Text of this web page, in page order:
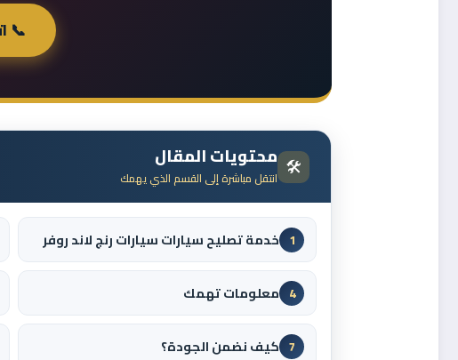
📞
🛠️ محتويات المقال
انتقل مباشرة إلى القسم الذي يهمك
1 خدمة تصليح سيارات سيارات رنج لاند روفر
4 معلومات تهمك
7 كيف نضمن الجودة؟